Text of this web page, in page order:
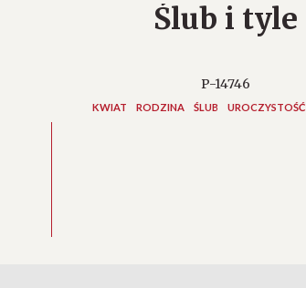
Ślub i tyle
P-14746
KWIAT RODZINA ŚLUB UROCZYSTOŚĆ